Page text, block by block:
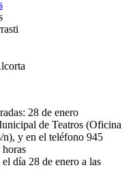
28 de enero
de Teatros (Oficina
n), y en el teléfono 945
día 28 de enero a las